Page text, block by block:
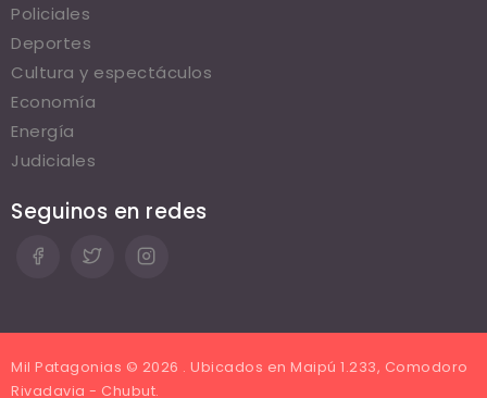
Policiales
Deportes
Cultura y espectáculos
Economía
Energía
Judiciales
Seguinos en redes
Mil Patagonias © 2026 . Ubicados en Maipú 1.233, Comodoro
Rivadavia - Chubut.